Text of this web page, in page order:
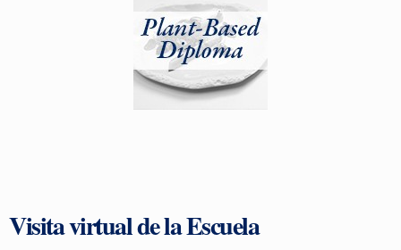
Visita virtual de la Escuela